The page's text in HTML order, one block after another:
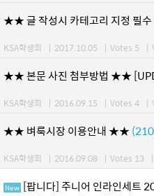
★★ 글 작성시 카테고리 지정 필
KSA학생회 | 2017.10.05 | Votes 5 |
★★ 본문 사진 첨부방법 ★★
KSA학생회 | 2016.09.15 | Votes 4 |
★★ 벼룩시장 이용안내 ★★
KSA학생회 | 2016.09.08 | Votes 13 |
New [팝니다] 주니어 인라인세트